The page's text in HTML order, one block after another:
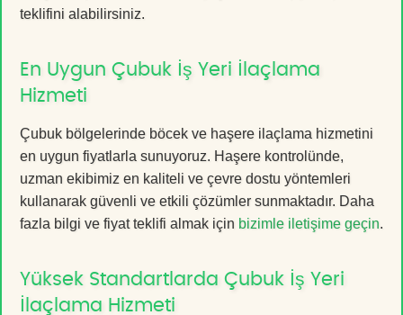
teklifini alabilirsiniz.
En Uygun Çubuk İş Yeri İlaçlama
Hizmeti
Çubuk bölgelerinde böcek ve haşere ilaçlama hizmetini
en uygun fiyatlarla sunuyoruz. Haşere kontrolünde,
uzman ekibimiz en kaliteli ve çevre dostu yöntemleri
kullanarak güvenli ve etkili çözümler sunmaktadır. Daha
fazla bilgi ve fiyat teklifi almak için bizimle iletişime geçin.
Yüksek Standartlarda Çubuk İş Yeri
İlaçlama Hizmeti